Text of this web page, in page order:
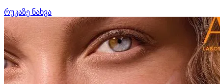
რუკაზე ნახვა